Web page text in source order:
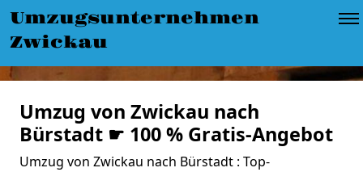
Umzugsunternehmen
Zwickau
Umzug von Zwickau nach
Bürstadt ☛ 100 % Gratis-Angebot
Umzug von Zwickau nach Bürstadt : Top-